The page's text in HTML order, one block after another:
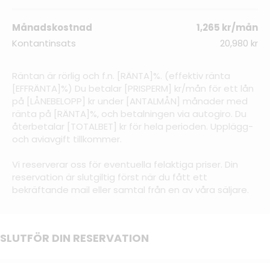
Månadskostnad
1,265 kr/mån
Kontantinsats
20,980 kr
Räntan är rörlig och f.n. [RÄNTA]%. (effektiv ränta
[EFFRÄNTA]%) Du betalar [PRISPERM] kr/mån för ett lån
på [LÅNEBELOPP] kr under [ANTALMÅN] månader med
ränta på [RÄNTA]%, och betalningen via autogiro. Du
återbetalar [TOTALBET] kr för hela perioden. Upplägg-
och aviavgift tillkommer.
Vi reserverar oss för eventuella felaktiga priser. Din
reservation är slutgiltig först när du fått ett
bekräftande mail eller samtal från en av våra säljare.
SLUTFÖR DIN RESERVATION